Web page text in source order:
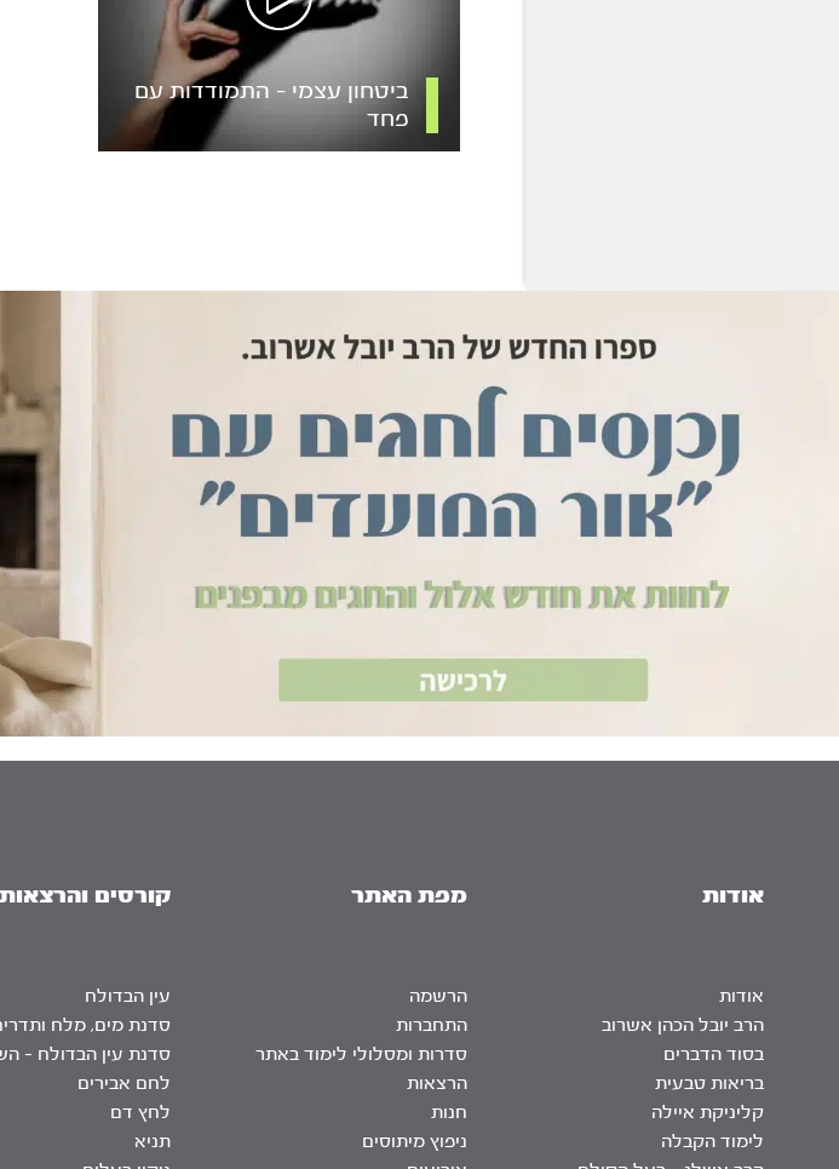
ביטחון עצמי – התמודדות עם
פחד
אודות
אודות
הרב יובל הכהן אשרוב
בסוד הדברים
בריאות טבעית
קליניקת איילה
לימוד הקבלה
מפת האתר
הרשמה
התחברות
סדרות ומסלולי לימוד באתר
הרצאות
חנות
ניפוץ מיתוסים
קורסים והרצאות
עין הבדולח
סדנת מים, מלח
סדנת עין הבדולח –
לחם אבירים
לחץ דם
תניא